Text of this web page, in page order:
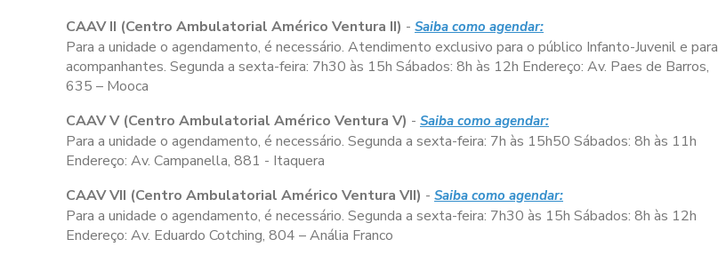
CAAV II (Centro Ambulatorial Américo Ventura II) - Saiba como agendar:
Para a unidade o agendamento, é necessário. Atendimento exclusivo para o público Infanto-Juvenil e para
acompanhantes. Segunda a sexta-feira: 7h30 às 15h Sábados: 8h às 12h Endereço: Av. Paes de Barros,
635 – Mooca
CAAV V (Centro Ambulatorial Américo Ventura V) - Saiba como agendar:
Para a unidade o agendamento, é necessário. Segunda a sexta-feira: 7h às 15h50 Sábados: 8h às 11h
Endereço: Av. Campanella, 881 - Itaquera
CAAV VII (Centro Ambulatorial Américo Ventura VII) - Saiba como agendar:
Para a unidade o agendamento, é necessário. Segunda a sexta-feira: 7h30 às 15h Sábados: 8h às 12h
Endereço: Av. Eduardo Cotching, 804 – Anália Franco